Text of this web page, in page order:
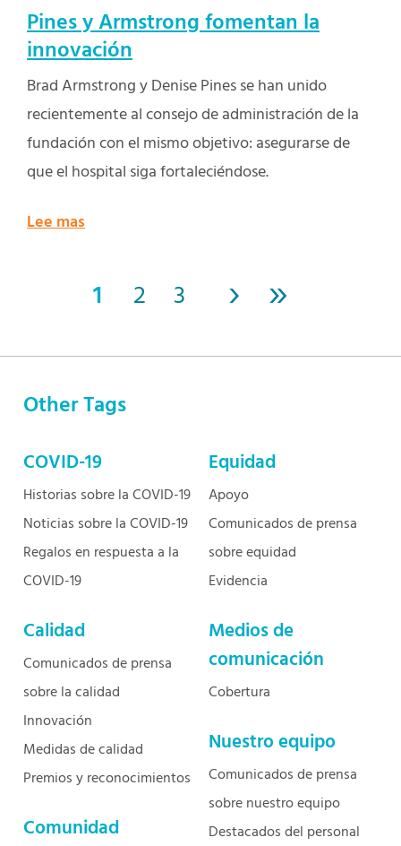
Pines y Armstrong fomentan la
innovación
Brad Armstrong y Denise Pines se han unido
recientemente al consejo de administración de la
fundación con el mismo objetivo: asegurarse de
que el hospital siga fortaleciéndose.
Lee mas
1 2 3 › »
Other Tags
COVID-19
Historias sobre la COVID-19
Noticias sobre la COVID-19
Regalos en respuesta a la
COVID-19
Calidad
Comunicados de prensa
sobre la calidad
Innovación
Medidas de calidad
Premios y reconocimientos
Comunidad
Equidad
Apoyo
Comunicados de prensa
sobre equidad
Evidencia
Medios de
comunicación
Cobertura
Nuestro equipo
Comunicados de prensa
sobre nuestro equipo
Destacados del personal